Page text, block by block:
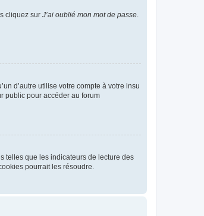
cliquez sur J’ai oublié mon mot de passe
d’autre utilise votre compte à votre insu
public pour accéder au forum
telles que les indicateurs de lecture des
pourrait les résoudre.